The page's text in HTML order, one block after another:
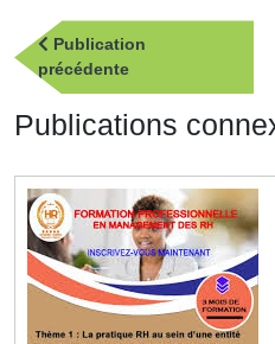
Navigation
de
l’article
Publication
précédentePublication
précédente
Publications